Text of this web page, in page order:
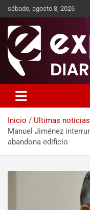
sábado, agosto 8, 2026
Exprimidor
Inicio
Ultimas noticias
Manuel Jiménez
abandona edificio